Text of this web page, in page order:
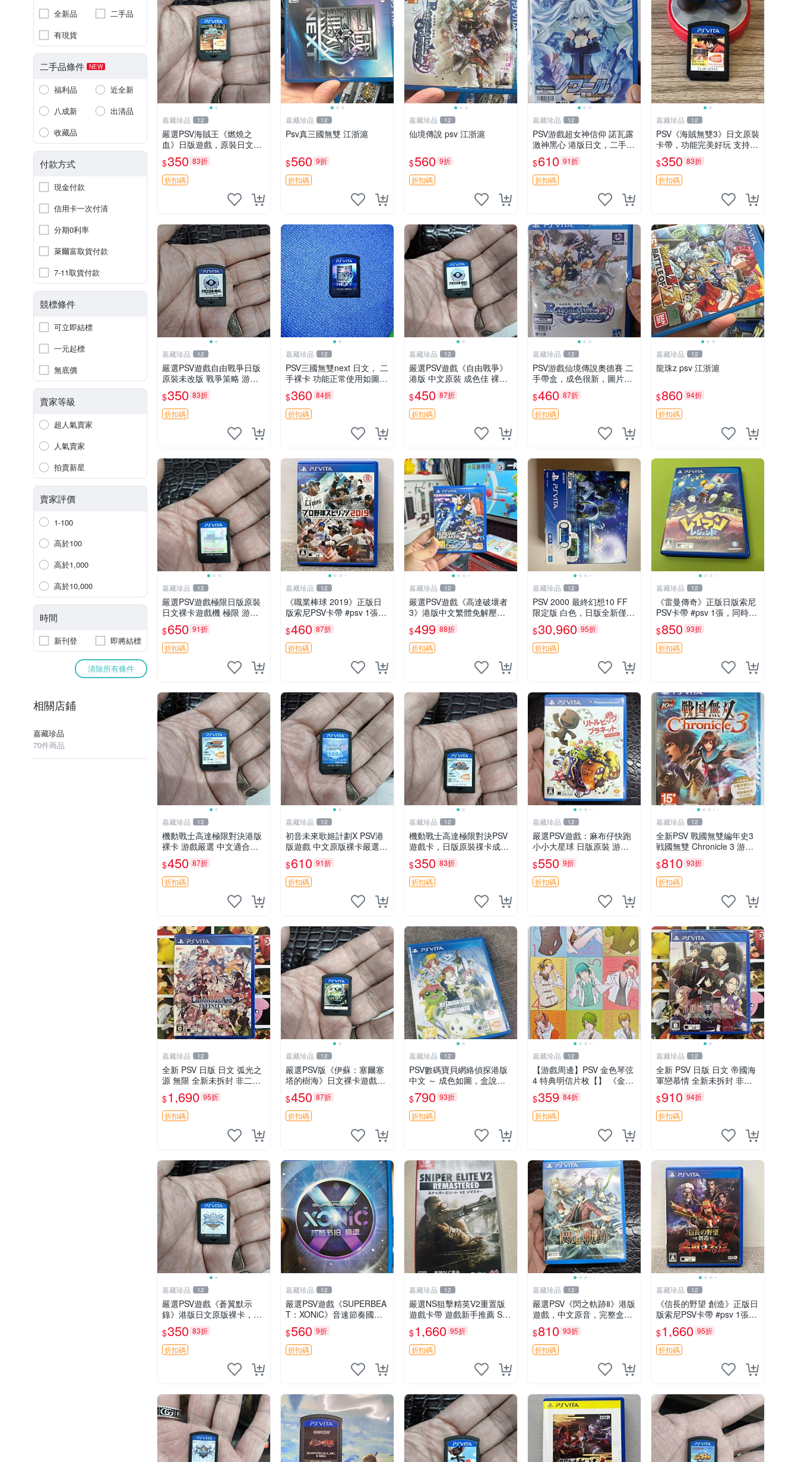
全新品
二手品
有現貨
二手品條件 NEW
福利品
近全新
八成新
出清品
收藏品
付款方式
現金付款
信用卡一次付清
分期0利率
萊爾富取貨付款
7-11取貨付款
競標條件
可立即結標
一元起標
無底價
賣家等級
超人氣賣家
人氣賣家
拍賣新星
賣家評價
1-100
高於100
高於1,000
高於10,000
時間
新刊登 即將結標
清除所有條件
相關店鋪
嘉藏珍品
70件商品
嘉藏珍品 12
嚴選PSV海賊王《燃燒之
血》日版遊戲，原裝日文免
卡直玩 海賊王 PSV 測試版
游戲
$350 83折
折扣碼
嘉藏珍品 12
Psv真三國無雙 江浙滬
$560 9折
折扣碼
嘉藏珍品 12
仙境傳說 psv 江浙滬
$560 9折
折扣碼
嘉藏珍品 12
PSV游戲超女神信仰 諾瓦露
激神黑心 港版日文，二手箱
說全，幾乎全新 現貨，可，
發貨
$610 91折
折扣碼
嘉藏珍品 12
PSV《海賊無雙3》日文原裝
卡帶，功能完美好玩 支持P
SV主機 海賊戰記 PSV遊戲
卡帶
$350 83折
折扣碼
嘉藏珍品 12
嚴選PSV遊戲自由戰爭日版
原裝未改版 戰爭策略 游戲
機 遊玩好物
$350 83折
折扣碼
嘉藏珍品 12
PSV三國無雙next 日文， 二
手裸卡 功能正常使用如圖所
示 需要的朋友
$360 84折
折扣碼
嘉藏珍品 12
嚴選PSV遊戲《自由戰爭》
港版 中文原裝 成色佳 裸卡
自由戰爭 PSV 港版 中文
$450 87折
折扣碼
嘉藏珍品 12
PSV游戲仙境傳說奧德賽 二
手帶盒，成色很新，圖片實
拍 現貨，可發，僅此一張
$460 87折
折扣碼
嘉藏珍品 12
龍珠z psv 江浙滬
$860 94折
折扣碼
嘉藏珍品 12
嚴選PSV遊戲極限日版原裝
日文裸卡遊戲機 極限 游戲
機 PSV
$650 91折
折扣碼
嘉藏珍品 12
《職業棒球 2019》正版日
版索尼PSV卡帶 #psv 1張，
同時購第二張起可減張， 成
色如圖，原相機拍攝，一卡
一拍，因相機，光線環境等
因素，成色可能
$460 87折
折扣碼
嘉藏珍品 12
嚴選PSV遊戲《高達破壞者
3》港版中文繁體免解壓全D
ownload 高達 破壞者3 PS V
ita
$499 88折
折扣碼
嘉藏珍品 12
PSV 2000 最終幻想10 FF
限定版 白色，日版全新僅拆
封未激活，游戲未拆封，原
裝游戲卡帶，配件齊全：說
明書，保修卡，USB數據
線，充電器都在
$30,960 95折
折扣碼
嘉藏珍品 12
《雷曼傳奇》正版日版索尼
PSV卡帶 #psv 1張，同時購
第二張起可減張， 成色如
圖，原相機拍攝，一卡一
拍，因相機，光線環境等因
素，成色可能與實物略微
$850 93折
折扣碼
嘉藏珍品 12
機動戰士高達極限對決港版
裸卡 游戲嚴選 中文適合收
藏 機動戰士 高達對決 游戲
機
$450 87折
折扣碼
嘉藏珍品 12
初音未來歌姬計劃X PSV港
版遊戲 中文原版裸卡嚴選
初音未來 畫集 游戲 限量版
$610 91折
折扣碼
嘉藏珍品 12
機動戰士高達極限對決PSV
遊戲卡，日版原裝祼卡成色
佳 機動戰士高達極限對決 P
SV 日版 裸卡 成品
$350 83折
折扣碼
嘉藏珍品 12
嚴選PSV遊戲：麻布仔快跑
小小大星球 日版原裝 游玩
成色佳 小小大星球 psv 麻布
仔快跑 測試無誤
$550 9折
折扣碼
嘉藏珍品 12
全新PSV 戰國無雙編年史3
戦國無雙 Chronicle 3 游戲
卡帶 日文 【原裝正版 實體
游戲卡帶】 【港版日文】
【全新未開封，拆封後不支
持退
$810 93折
折扣碼
嘉藏珍品 12
全新 PSV 日版 日文 弧光之
源 無限 全新未拆封 非二手
封裝
$1,690 95折
折扣碼
嘉藏珍品 12
嚴選PSV版《伊蘇：塞爾塞
塔的樹海》日文裸卡遊戲，
樹海探險等你來挑戰 樹海
伊蘇 游戲
$450 87折
折扣碼
嘉藏珍品 12
PSV數碼寶貝網絡偵探港版
中文 ～ 成色如圖，盒說全
東西有現貨 可以發
$790 93折
折扣碼
嘉藏珍品 12
【游戲周邊】PSV 金色琴弦
4 特典明信片枚【】 《金色
琴弦4》作為女性向戀愛模
擬游戲，其特典內容設計延
續了系列傳統，尤其以首批
限定版附贈的12張角色
$359 84折
折扣碼
嘉藏珍品 12
全新 PSV 日版 日文 帝國海
軍戀慕情 全新未拆封 非二
手封裝
$910 94折
折扣碼
嘉藏珍品 12
嚴選PSV遊戲《蒼翼默示
錄》港版日文原版裸卡，成
色佳 蒼翼 默示錄 PSV 港版
$350 83折
折扣碼
嘉藏珍品 12
嚴選PSV遊戲《SUPERBEA
T：XONiC》音速節奏國行
版 音速 游戲 節奏機
$560 9折
折扣碼
嘉藏珍品 12
嚴選NS狙擊精英V2重置版
遊戲卡帶 遊戲新手推薦 Swit
ch專用 狙擊精英 V2 任天堂
游戲卡帶
$1,660 95折
折扣碼
嘉藏珍品 12
嚴選PSV《閃之軌跡Ⅱ》港版
遊戲，中文原音，完整盒
説，實拍展示成色佳 閃之軌
跡Ⅱ PSV 港版 中文
$810 93折
折扣碼
嘉藏珍品 12
《信長的野望 創造》正版日
版索尼PSV卡帶 #psv 1張，
同時購第二張起可減張， 成
色如圖，原相機拍攝，一卡
一拍，因相機，光線環境等
因素，成色可能與
$1,660 95折
折扣碼